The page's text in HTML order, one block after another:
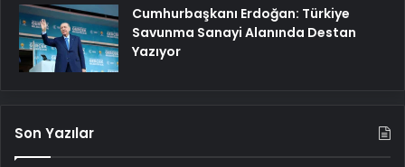
Cumhurbaşkanı Erdoğan: Türkiye
Savunma Sanayi Alanında Destan
Yazıyor
Son Yazılar